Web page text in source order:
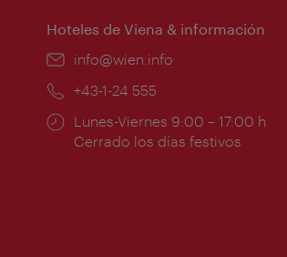
Hoteles de Viena & información
e-
info@wien.info
Teléfono:
+43-1-24 555
Horarios
de
Lunes-Viernes 9:00 – 17:00 h
Cerrado los días festivos